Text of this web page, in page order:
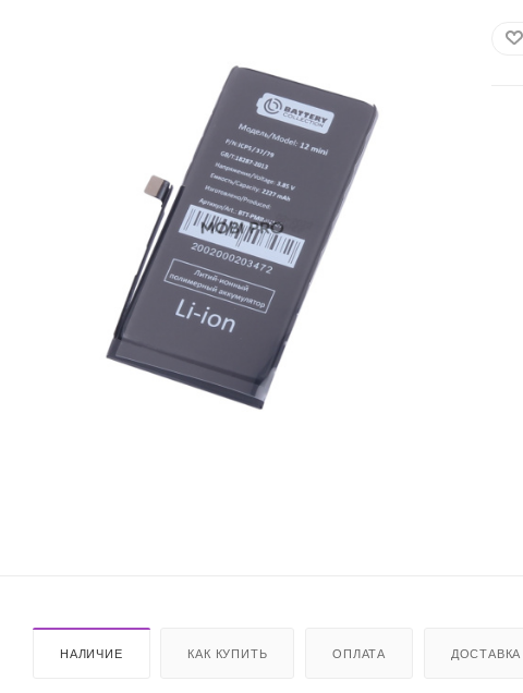
НАЛИЧИЕ КАК КУПИТЬ ОПЛАТА ДОСТАВКА